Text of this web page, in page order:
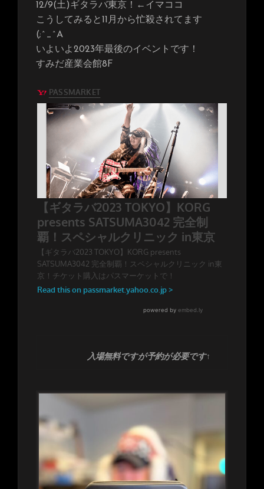
12/9(土)ギタラバ東京！←イマココ
こうしてみると11月から忙殺されてます
(;^_^A
いよいよ2023年最後のイベントです！
すみだ産業会館8F
入場無料ですが予約が必要です↑